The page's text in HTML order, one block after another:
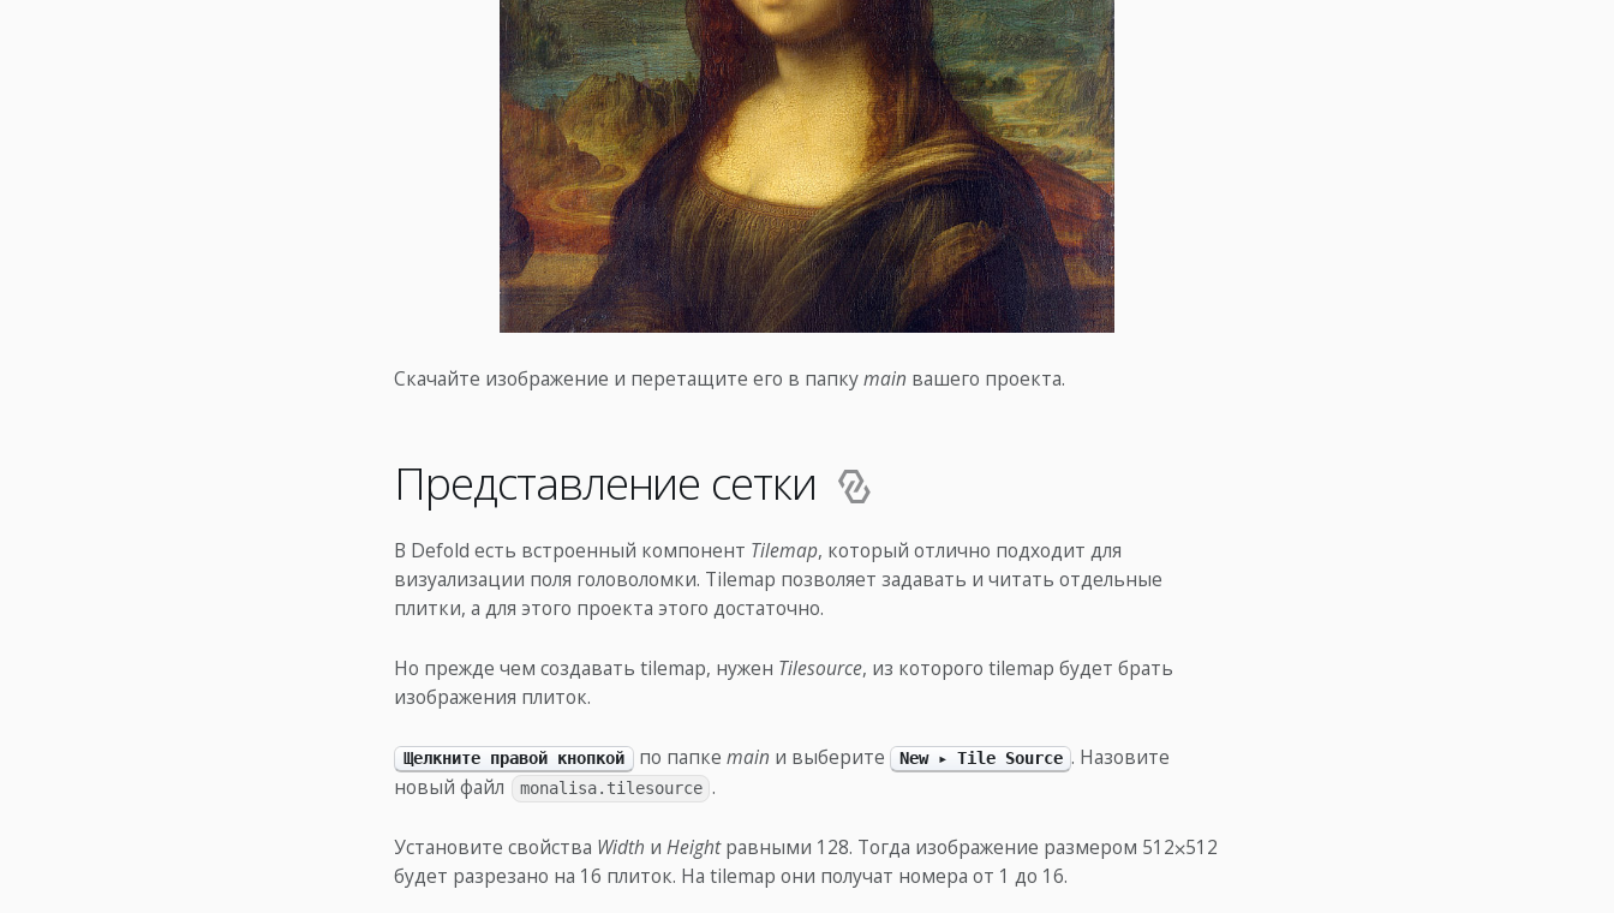
Скачайте изображение и перетащите его в папкуmain вашего проекта.
Представление сетки
В Defold есть встроенный компонент Tilemap, который отлично подходит для
визуализации поля головоломки. Tilemap позволяет задавать и читать отдельные
плитки, а для этого проекта этого достаточно.
Но прежде чем создавать tilemap, нужен Tilesource, из которого tilemap будет брать
изображения плиток.
Щелкните правой кнопкой по папке main и выберите New ▸ Tile Source . Назовите
новый файл
monalisa.tilesource .
Установите свойства Width и Heightравными 128. Тогда изображение размером 512⨉512
будет разрезано на 16 плиток. На tilemap они получат номера от 1 до 16.